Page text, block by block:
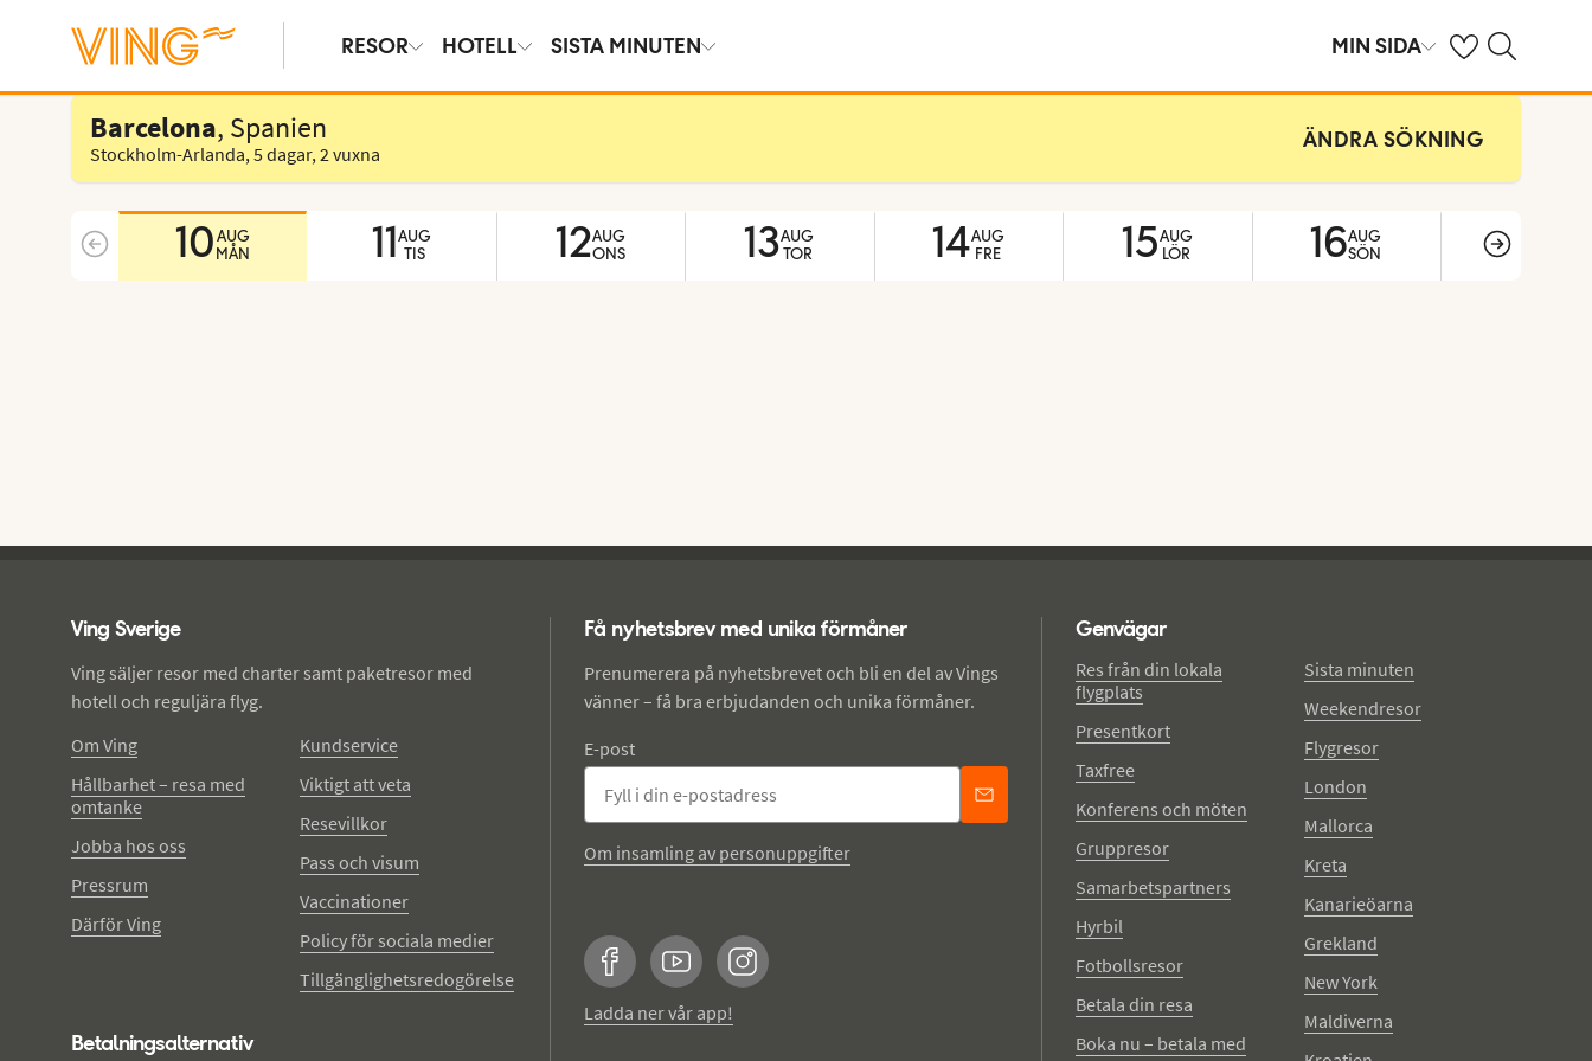
RESOR HOTELL SISTA MINUTEN MIN SIDA Se dina sparade
Sök på ving.se
Välj hotell
Barcelona, Spanien
Stockholm-Arlanda,5 dagar,2 vuxna
ÄNDRA SÖKNING
10 AUG
MÅN
11AUG
TIS
12AUG
ONS
13AUG
TOR
14AUG
FRE
15AUG
LÖR
16AUG
SÖN
17
Ving Sverige
Ving säljer resor med charter samt paketresor med
hotell och reguljära flyg.
Om Ving
Hållbarhet – resa med
omtanke
Jobba hos oss
Pressrum
Därför Ving
Kundservice
Viktigt att veta
Resevillkor
Pass och visum
Vaccinationer
Policy för sociala medier
Tillgänglighetsredogörelse
Betalningsalternativ
Få nyhetsbrev med unika förmåner
Prenumerera på nyhetsbrevet och bli en del av Vings
vänner – få bra erbjudanden och unika förmåner.
E-post
Om insamling av personuppgifter
FacebookYouTubeInstagram
Ladda ner vår app!
Genvägar
Res från din lokala
flygplats
Presentkort
Taxfree
Konferens och möten
Gruppresor
Samarbetspartners
Hyrbil
Fotbollsresor
Betala din resa
Boka nu – betala med
Sista minuten
Weekendresor
Flygresor
London
Mallorca
Kreta
Kanarieöarna
Grekland
New York
Maldiverna